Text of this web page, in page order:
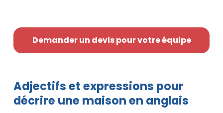
Demander un devis pour votre équipe
Adjectifs et expressions pour
décrire une maison en anglais